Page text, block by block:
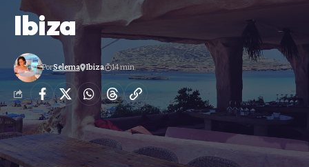
Ibiza
PorSelema Ibiza 14 min.